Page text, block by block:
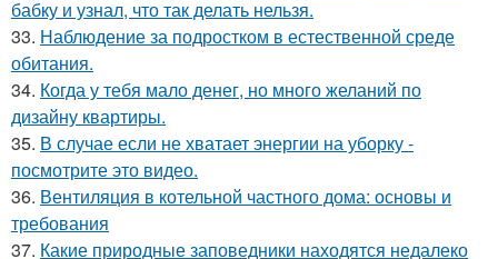
бабку и узнал, что так делать нельзя.
33. Наблюдение за подростком в естественной среде
обитания.
34. Когда у тебя мало денег, но много желаний по
дизайну квартиры.
35. В случае если не хватает энергии на уборку -
посмотрите это видео.
36. Вентиляция в котельной частного дома: основы и
требования
37. Какие природные заповедники находятся недалеко